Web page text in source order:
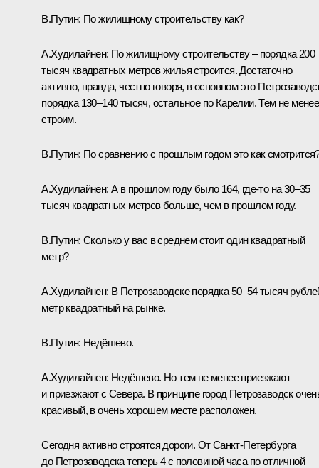
В.Путин: По жилищному строительству как?
А.Худилайнен: По жилищному строительству – порядка 200
тысяч квадратных метров жилья строится. Достаточно
активно, правда, честно говоря, в основном это
порядка 130–140 тысяч, остальное по Карелии. Тем не менее
строим.
В.Путин: По сравнению с прошлым годом это как
А.Худилайнен: А в прошлом году было 164, где‑то на 30–35
тысяч квадратных метров больше, чем в прошлом году.
В.Путин: Сколько у вас в среднем стоит один квадратный
метр?
А.Худилайнен: В Петрозаводске порядка 50–54 тысяч
метр квадратный на рынке.
В.Путин: Недёшево.
А.Худилайнен: Недёшево. Но тем не менее приезжают
и приезжают с Севера. В принципе город Петрозаводск
красивый, в очень хорошем месте расположен.
Сегодня активно строятся дороги. От Санкт-Петербурга
до Петрозаводска теперь 4 с половиной часа по отличной